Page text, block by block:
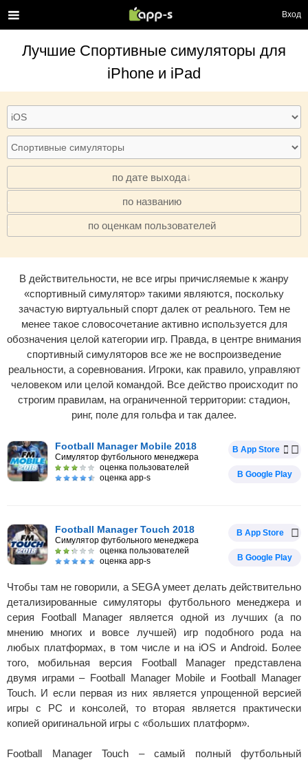
Вход
Лучшие Спортивные симуляторы для
iPhone и iPad
по дате выхода
· по названию
· по оценкам пользователей
В действительности, не все игры причисляемые к жанру
«спортивный симулятор» такими являются, поскольку
зачастую виртуальный спорт далек от реального. Тем не
менее такое словосочетание активно используется для
обозначения целой категории игр. Правда, в центре внимания
спортивный симуляторов все же не воспроизведение
реальности, а соревнования. Игроки, как правило, управляют
человеком или целой командой. Все действо происходит по
строгим правилам, на ограниченной территории: стадион,
ринг, поле для гольфа и так далее.
Football Manager Mobile 2018
Симулятор футбольного менеджера
оценка пользователей
оценка app-s
В App Store
В Google Play
Football Manager Touch 2018
Симулятор футбольного менеджера
оценка пользователей
оценка app-s
В App Store
В Google Play
Чтобы там не говорили, а SEGA умеет делать действительно
детализированные симуляторы футбольного менеджера и
серия Football Manager является одной из лучших (а по
мнению многих и вовсе лучшей) игр подобного рода на
любых платформах, в том числе и на iOS и Android. Более
того, мобильная версия Football Manager представлена
двумя играми – Football Manager Mobile и Football Manager
Touch. И если первая из них является упрощенной версией
игры с PC и консолей, то вторая является практически
копией оригинальной игры с «больших платформ».
Football Manager Touch – самый полный футбольный